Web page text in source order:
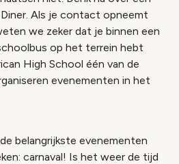
Als je contact opneemt
we zeker dat je binnen een
op het terrein hebt
High School één van de
evenementen in het
belangrijkste evenementen
carnaval! Is het weer de tijd